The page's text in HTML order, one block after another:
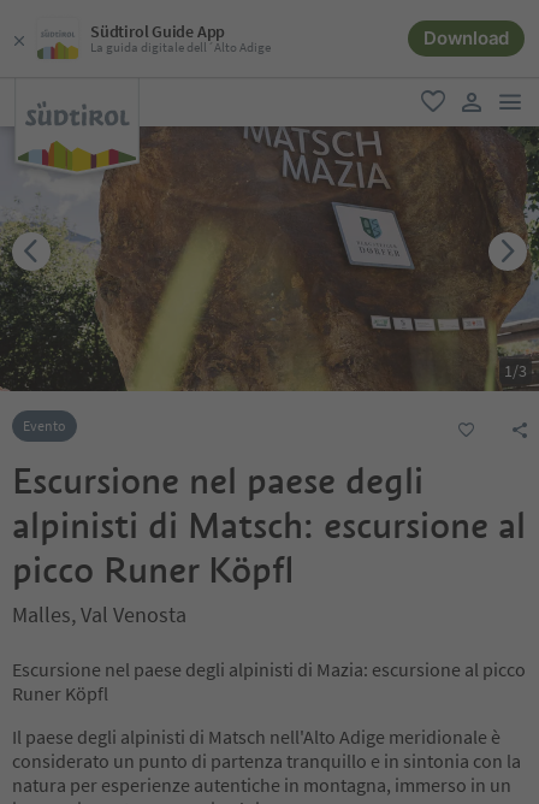
Südtirol Guide App
La guida digitale dell´Alto Adige Download
favoriti
user link
1/3
Evento
Escursione nel paese degli
alpinisti di Matsch: escursione al
picco Runer Köpfl
Malles, Val Venosta
Escursione nel paese degli alpinisti di Mazia: escursione al picco
Runer Köpfl
Il paese degli alpinisti di Matsch nell'Alto Adige meridionale è
considerato un punto di partenza tranquillo e in sintonia con la
natura per esperienze autentiche in montagna, immerso in un